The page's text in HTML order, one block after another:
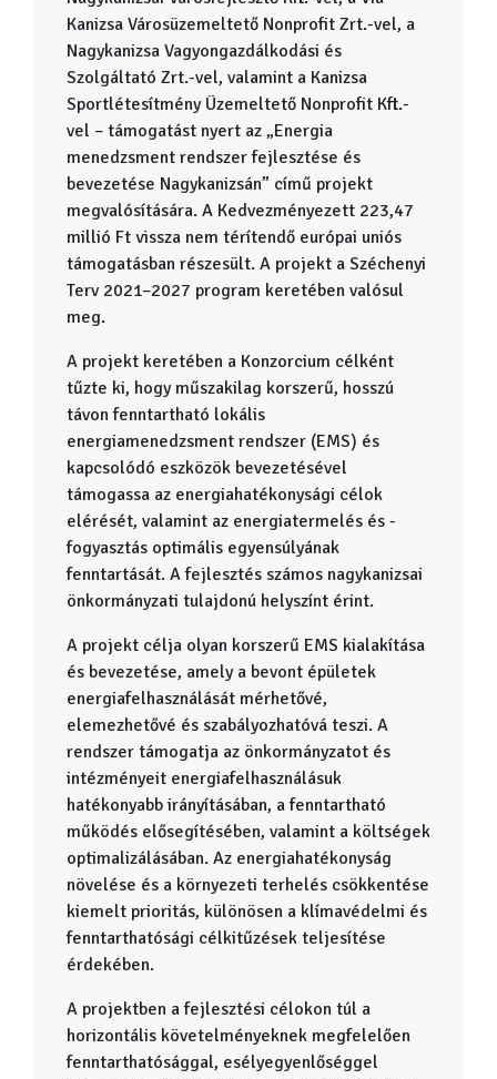
Kanizsa Városüzemeltető Nonprofit Zrt.-vel, a
Nagykanizsa Vagyongazdálkodási és
Szolgáltató Zrt.-vel, valamint a Kanizsa
Sportlétesítmény Üzemeltető Nonprofit Kft.-
vel – támogatást nyert az „Energia
menedzsment rendszer fejlesztése és
bevezetése Nagykanizsán” című projekt
megvalósítására. A Kedvezményezett 223,47
millió Ft vissza nem térítendő európai uniós
támogatásban részesült. A projekt a Széchenyi
Terv 2021–2027 program keretében valósul
meg.
A projekt keretében a Konzorcium célként
tűzte ki, hogy műszakilag korszerű, hosszú
távon fenntartható lokális
energiamenedzsment rendszer (EMS) és
kapcsolódó eszközök bevezetésével
támogassa az energiahatékonysági célok
elérését, valamint az energiatermelés és -
fogyasztás optimális egyensúlyának
fenntartását. A fejlesztés számos nagykanizsai
önkormányzati tulajdonú helyszínt érint.
A projekt célja olyan korszerű EMS kialakítása
és bevezetése, amely a bevont épületek
energiafelhasználását mérhetővé,
elemezhetővé és szabályozhatóvá teszi. A
rendszer támogatja az önkormányzatot és
intézményeit energiafelhasználásuk
hatékonyabb irányításában, a fenntartható
működés elősegítésében, valamint a költségek
optimalizálásában. Az energiahatékonyság
növelése és a környezeti terhelés csökkentése
kiemelt prioritás, különösen a klímavédelmi és
fenntarthatósági célkitűzések teljesítése
érdekében.
A projektben a fejlesztési célokon túl a
horizontális követelményeknek megfelelően
fenntarthatósággal, esélyegyenlőséggel